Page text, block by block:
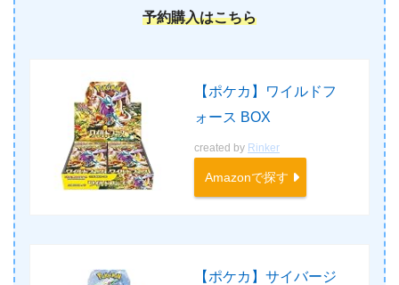
予約購入はこちら
【ポケカ】ワイルドフ
ォース BOX
created by Rinker
Amazonで探す
【ポケカ】サイバージ